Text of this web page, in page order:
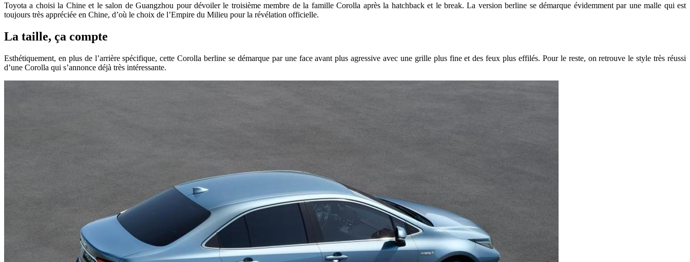
Toyota a choisi la Chine et le salon de Guangzhou pour dévoiler le troisième membre de la famille Corolla après la hatchback et le break. La version berline se démarque évidemment par une malle qui est
toujours très appréciée en Chine, d’où le choix de l’Empire du Milieu pour la révélation officielle.
La taille, ça compte
Esthétiquement, en plus de l’arrière spécifique, cette Corolla berline se démarque par une face avant plus agressive avec une grille plus fine et des feux plus effilés. Pour le reste, on retrouve le style très réussi
d’une Corolla qui s’annonce déjà très intéressante.